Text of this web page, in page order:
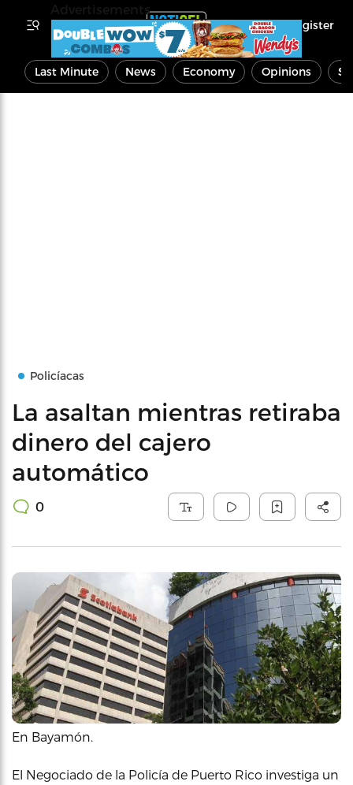
Register
Last Minute News Economy Opinions
Policíacas
La asaltan mientras retiraba
dinero del cajero
automático
0
En Bayamón.
El Negociado de la Policía de Puerto Rico investiga un
Advertisements